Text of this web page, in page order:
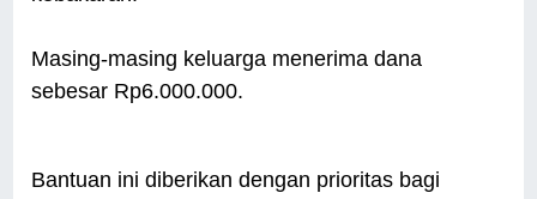
Masing-masing keluarga menerima dana
sebesar Rp6.000.000.
Bantuan ini diberikan dengan prioritas bagi